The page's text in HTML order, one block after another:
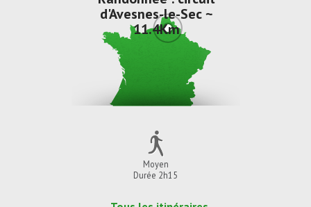
d'Avesnes-le-Sec ~
11.4Km
Moyen
Durée 2h15